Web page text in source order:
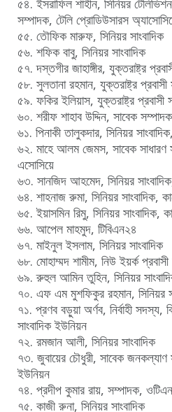
৫৪. ইসরাফিল শাহীন, সিনিয়র
সম্পাদক, টেলি প্রোডিউসারস
৫৫. তৌফিক মারুফ, সিনিয়র সাংবাদিক
৫৬. শফিক বাবু, সিনিয়র সাংবাদিক
৫৭. দস্তগীর জাহাঙ্গীর, যুক্তরাষ্ট্র
৫৮. সুলতানা রহমান, যুক্তরাষ্ট্র প্রবাসী
৫৯. ফকির ইলিয়াস, যুক্তরাষ্ট্র প্রবাসী
৬০. শরীফ শাহাব উদ্দিন, সাবেক
৬১. পিনাকী তালুকদার, সিনিয়র
৬২. মাহে আলম জেমস, সাবেক সাধারণ
এসোসিয়ে
৬৩. সানজিদ আহমেদ, সিনিয়র
৬৪. শাহনাজ রুমা, সিনিয়র সাংবাদিক,
৬৫. ইয়াসমিন রিমু, সিনিয়র সাংবাদিক,
৬৬. আপেল মাহমুদ, টিবিএন২৪
৬৭. মাইনুল ইসলাম, সিনিয়র সাংবাদিক
৬৮. মোহাম্মদ শামীম, নিউ ইয়র্ক প্রবাসী
৬৯. রুহুল আমিন তুহিন, সিনিয়র
৭০. এফ এম মুশফিকুর রহমান, সিনিয়র
৭১. প্রণব বড়ুয়া অর্ণব, নির্বাহী সদস্য,
সাংবাদিক ইউনিয়ন
৭২. রমজান আলী, সিনিয়র সাংবাদিক
৭৩. জুবায়ের চৌধুরী, সাবেক জনকল্যাণ
ইউনিয়ন
৭৪. প্রদীপ কুমার রায়, সম্পাদক, ওটিএন
৭৫. কাজী রুনা, সিনিয়র সাংবাদিক